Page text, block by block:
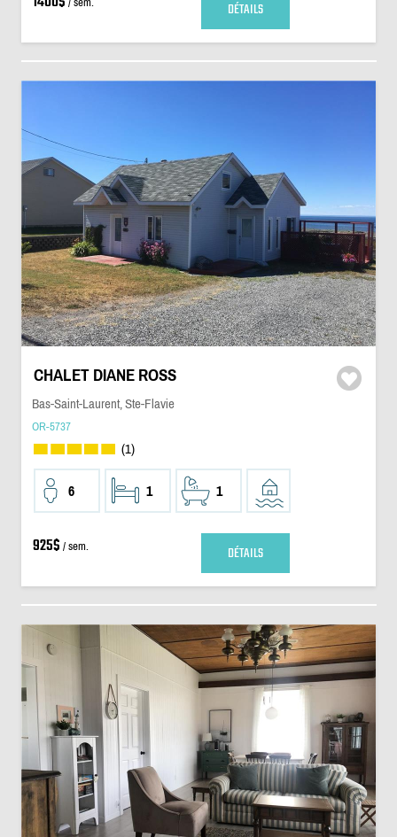
DÉTAILS
CHALET DIANE ROSS
Bas-Saint-Laurent, Ste-Flavie
OR-5737
(1)
6 1 1
925$ / sem. DÉTAILS